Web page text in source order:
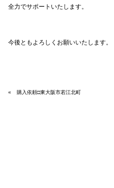
全力でサポートいたします。
今後ともよろしくお願いいたします。
« 購入依頼□東大阪市若江北町